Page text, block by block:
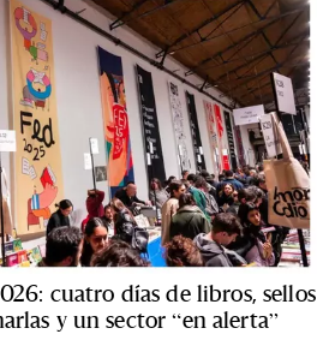
cuatro días de libros, sellos
y un sector “en alerta”